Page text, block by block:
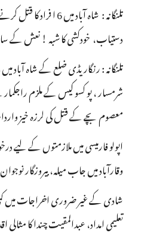
تلنگانہ : شاہ آباد میں 6
دستیاب، خودکشی کا شبہ ! نعش کے
تلنگانہ : رنگاریڈی ضلع کے شاہ آباد
معصوم بچے کے قتل کی لرزہ خیز
وقارآباد میں جاب میلہ، بیروزگار
تعلیمی امداد، عبدالمقیت چندا کا مثالی